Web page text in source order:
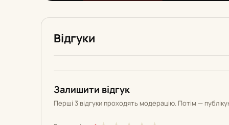
Відгуки
Залишити відгук
Перші 3 відгуки проходять модерацію. Потім —